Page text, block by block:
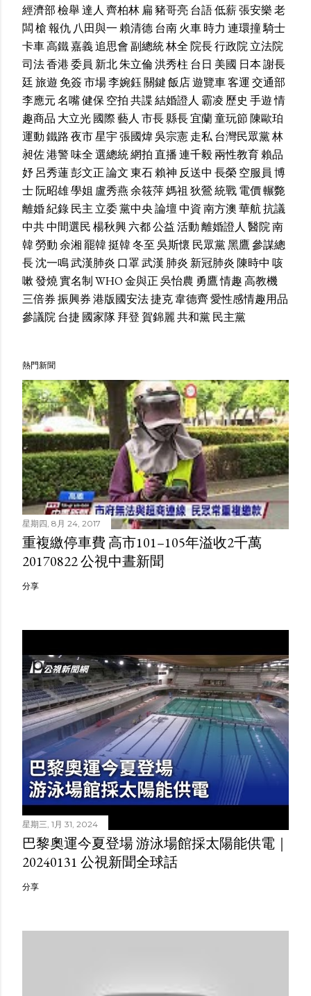
經濟部檢舉達人 齊柏林 扁豬哥亮台語低薪張安樂老
闆槍報仇 八田與一賴清德台南火車時力 連環撞騎士
卡車高鐵嘉義追思會副總統林全院長行政院立法院
司法香港委員 新北朱立倫洪秀柱 台日 美國 日本謝長
廷旅遊 免簽市場李婉鈺關鍵飯店遊覽車客運交通部
李應元名嘴健保空拍共諜結婚證人 霸凌 歷史 手遊情
趣商品 大立光國際藝人 市長縣長宜蘭童玩節陳歐珀
運動鐵路夜市星宇張國煒吳宗憲走私台灣民眾黨林
昶佐港警味全選總統網拍直播連千毅兩性教育賴品
妤呂秀蓮彭文正論文東石賴神 反送中 長榮空服員 博
士阮昭雄學姐 盧秀燕余筱萍媽祖 狄鶯統戰電價輾斃
離婚紀錄民主 立委黨中央論壇中資南方澳華航抗議
中共中間選民楊秋興六都公益活動離婚證人 醫院南
韓勞動余湘罷韓挺韓冬至吳斯懷 民眾黨黑鷹參謀總
長沈一鳴武漢肺炎 口罩武漢 肺炎 新冠肺炎陳時中 咳
嗽發燒實名制WHO金與正吳怡農 勇鷹情趣高教機
三倍券振興券港版國安法捷克韋德齊愛性感情趣用品
參議院台捷 國家隊拜登賀錦麗共和黨民主黨
熱門新聞
星期四, 8月 24, 2017
重複繳停車費 高市101–105年溢收2千萬
20170822 公視中晝新聞
分享
星期三, 1月 31, 2024
巴黎奧運今夏登場 游泳場館採太陽能供電｜
20240131 公視新聞全球話
分享